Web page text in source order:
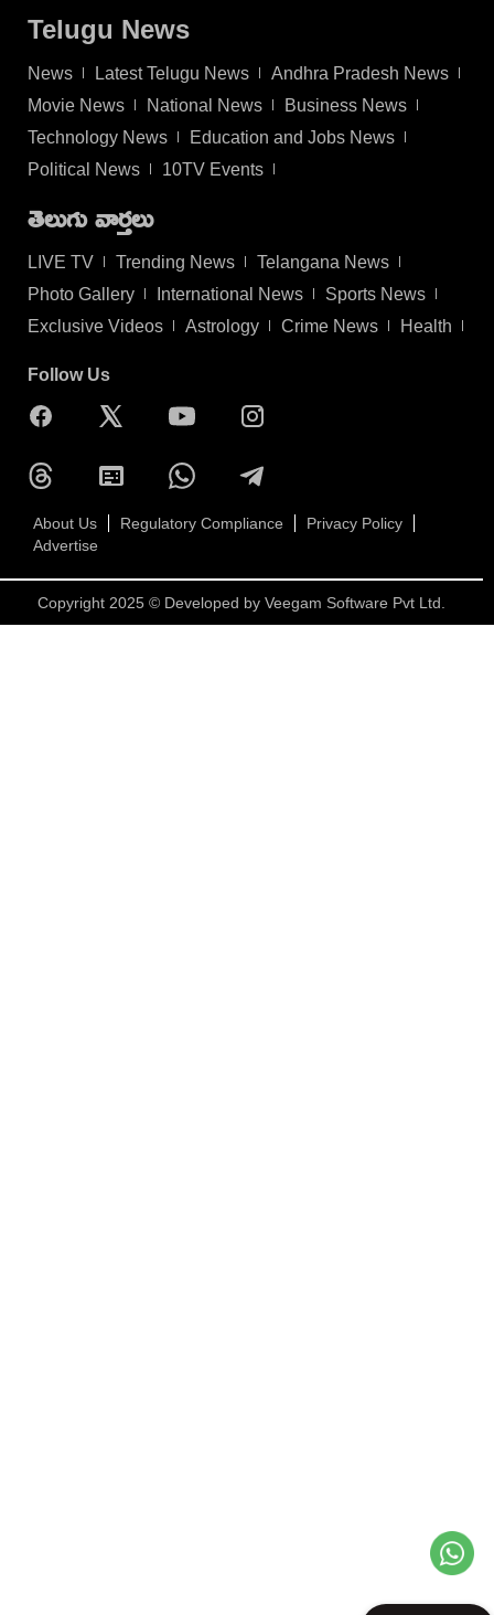
Telugu News
News Latest Telugu News
Andhra Pradesh News
Movie News
National News
Business News
Technology News
Education and Jobs News
Political News
10TV Events
తెలుగు వార్తలు
LIVE TV Trending News
Telangana News
Photo Gallery
International News
Sports News
Exclusive Videos
Astrology Crime News Health
Follow Us
About Us Regulatory Compliance
Privacy Policy
Advertise
Copyright 2025 © Developed by Veegam Software Pvt Ltd.